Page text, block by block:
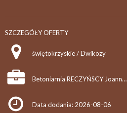
SZCZEGÓŁY OFERTY
świętokrzyskie / Dwikozy
Betoniarnia RECZYŃSCY Joanna Reczyńska
Data dodania: 2026-08-06